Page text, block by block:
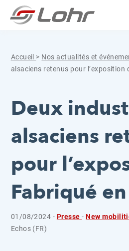
Aller directement au contenu
Accueil > Nos actualités et
alsaciens retenus pour l’exposition
Deux
alsaciens
pour
Fabriqué
01/08/2024 - Presse-New
Echos (FR)
Panneau de gestion des cookies